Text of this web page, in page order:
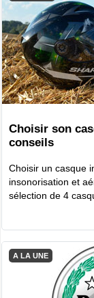
Choisir son
conseils
Choisir un casque
insonorisation et
sélection de 4
A LA UNE